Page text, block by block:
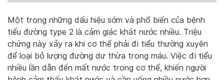
Một trong những dấu hiệu sớm và phổ biến của bệnh
tiểu đường type 2 là cảm giác khát nước nhiều. Triệu
chứng này xảy ra khi cơ thể phải đi tiểu thường xuyên
để loại bỏ lượng đường dư thừa trong máu. Việc đi tiểu
nhiều lần dẫn đến mất nước trong cơ thể, khiến người